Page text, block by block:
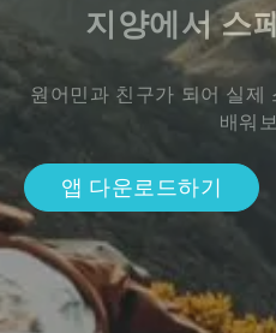
지양에서 스
원어민과 친구가 되어 실
배워
앱 다운로드하기